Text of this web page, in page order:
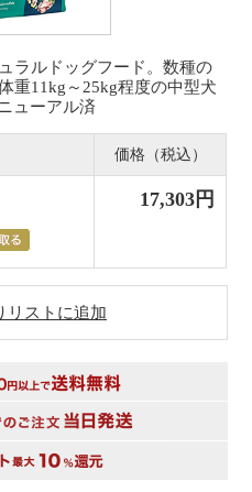
ラルドッグフード。数種の
重11kg～25kg程度の中型犬
ューアル済
価格（税込）
17,303円
リストに追加